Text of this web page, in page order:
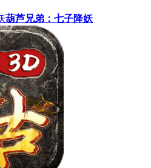
葫芦兄弟：七子降妖